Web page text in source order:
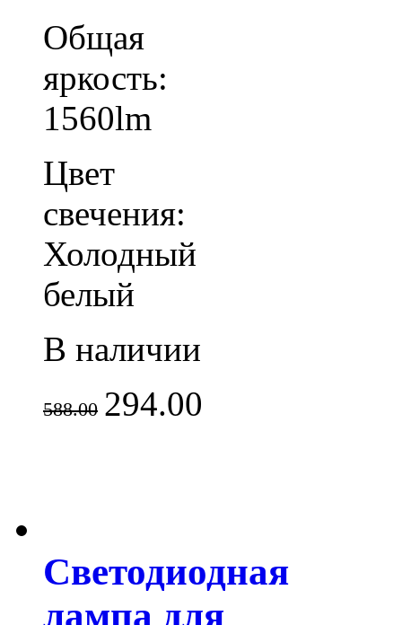
Общая
яркость:
1560lm
Цвет
свечения:
Холодный
белый
В наличии
588.00 294.00
Светодиодная
лампа для